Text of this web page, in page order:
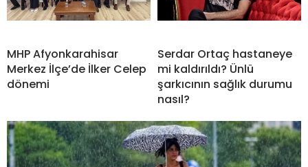
MHP Afyonkarahisar
Merkez İlçe’de İlker Celep
dönemi
Serdar Ortaç hastaneye
mi kaldırıldı? Ünlü
şarkıcının sağlık durumu
nasıl?